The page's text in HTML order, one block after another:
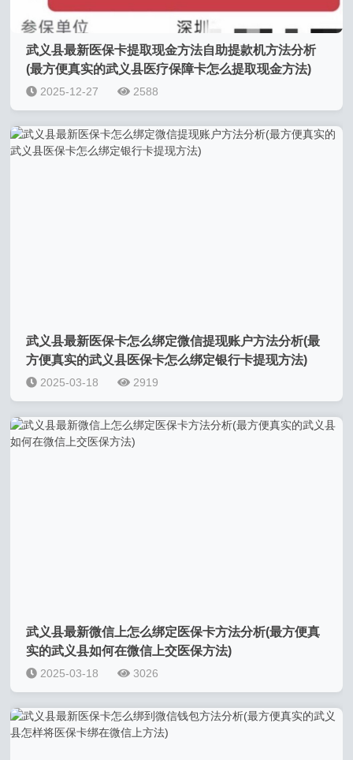
武义县最新医保卡提取现金方法自助提款机方法分析
(最方便真实的武义县医疗保障卡怎么提取现金方法)
2025-12-27 2588
武义县最新医保卡怎么绑定微信提现账户方法分析(最
方便真实的武义县医保卡怎么绑定银行卡提现方法)
2025-03-18 2919
武义县最新微信上怎么绑定医保卡方法分析(最方便真
实的武义县如何在微信上交医保方法)
2025-03-18 3026